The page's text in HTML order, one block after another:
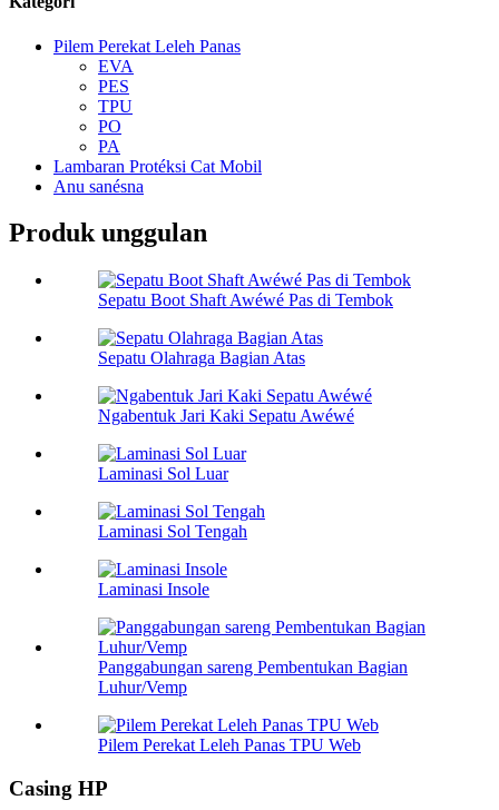
Pilem Perekat Leleh Panas
EVA
PES
TPU
PO
PA
Lambaran Protéksi Cat Mobil
Anu sanésna
Produk unggulan
Sepatu Boot Shaft Awéwé Pas di Tembok
Sepatu Olahraga Bagian Atas
Ngabentuk Jari Kaki Sepatu Awéwé
Laminasi Sol Luar
Laminasi Sol Tengah
Laminasi Insole
Panggabungan sareng Pembentukan Bagian
Luhur/Vemp
Pilem Perekat Leleh Panas TPU Web
Casing HP